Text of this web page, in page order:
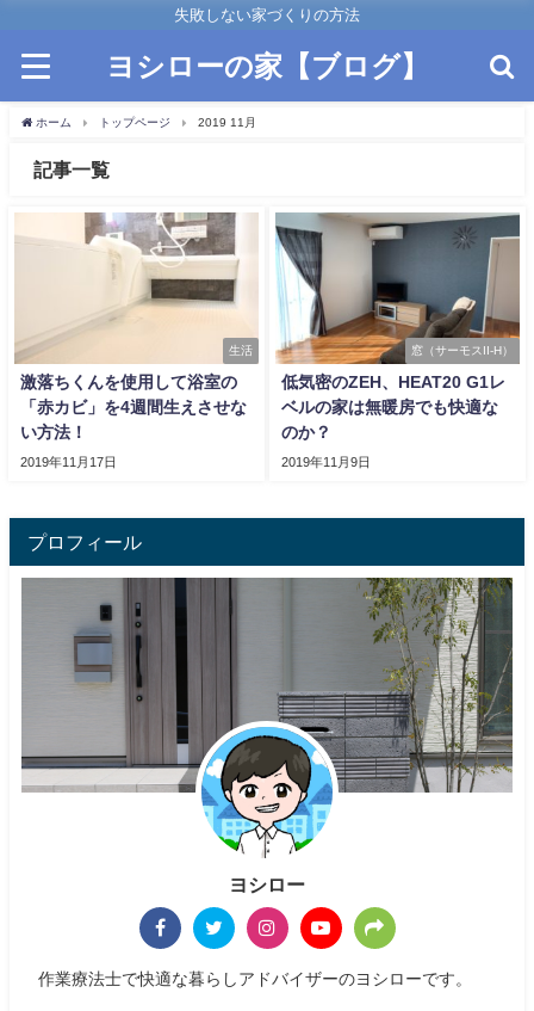
失敗しない家づくりの方法
ヨシローの家【ブログ】
ホーム トップページ 2019 11月
記事一覧
生活
激落ちくんを使用して浴室の
「赤カビ」を4週間生えさせな
い方法！
2019年11月17日
窓（サーモスII-H）
低気密のZEH、HEAT20 G1レ
ベルの家は無暖房でも快適な
のか？
2019年11月9日
プロフィール
ヨシロー
作業療法士で快適な暮らしアドバイザーのヨシローです。